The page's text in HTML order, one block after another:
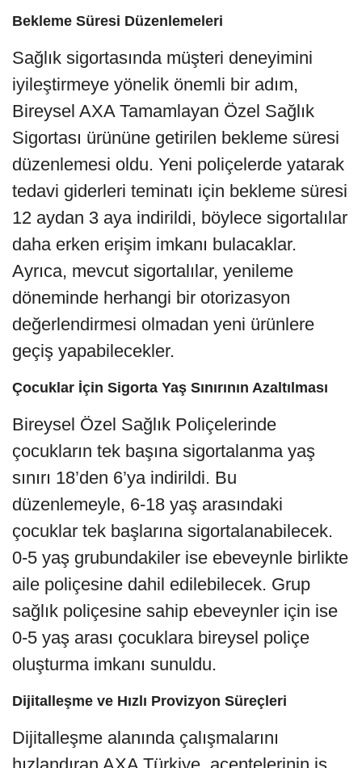
Bekleme Süresi Düzenlemeleri
Sağlık sigortasında müşteri deneyimini
iyileştirmeye yönelik önemli bir adım,
Bireysel AXA Tamamlayan Özel Sağlık
Sigortası ürününe getirilen bekleme süresi
düzenlemesi oldu. Yeni poliçelerde yatarak
tedavi giderleri teminatı için bekleme süresi
12 aydan 3 aya indirildi, böylece sigortalılar
daha erken erişim imkanı bulacaklar.
Ayrıca, mevcut sigortalılar, yenileme
döneminde herhangi bir otorizasyon
değerlendirmesi olmadan yeni ürünlere
geçiş yapabilecekler.
Çocuklar İçin Sigorta Yaş Sınırının Azaltılması
Bireysel Özel Sağlık Poliçelerinde
çocukların tek başına sigortalanma yaş
sınırı 18’den 6’ya indirildi. Bu
düzenlemeyle, 6-18 yaş arasındaki
çocuklar tek başlarına sigortalanabilecek.
0-5 yaş grubundakiler ise ebeveynle birlikte
aile poliçesine dahil edilebilecek. Grup
sağlık poliçesine sahip ebeveynler için ise
0-5 yaş arası çocuklara bireysel poliçe
oluşturma imkanı sunuldu.
Dijitalleşme ve Hızlı Provizyon Süreçleri
Dijitalleşme alanında çalışmalarını